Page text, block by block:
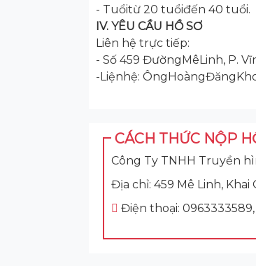
- Tuổitừ 20 tuổiđến 40 tuổi.
IV. YÊU CẦU HỒ SƠ
Liên hệ trực tiếp:
- Số 459 ĐườngMêLinh, P.
-Liệnhệ:
CÁCH THỨC NỘP
Công Ty TNHH Truyền
Địa chỉ: 459 Mê Linh,
Điện thoại: